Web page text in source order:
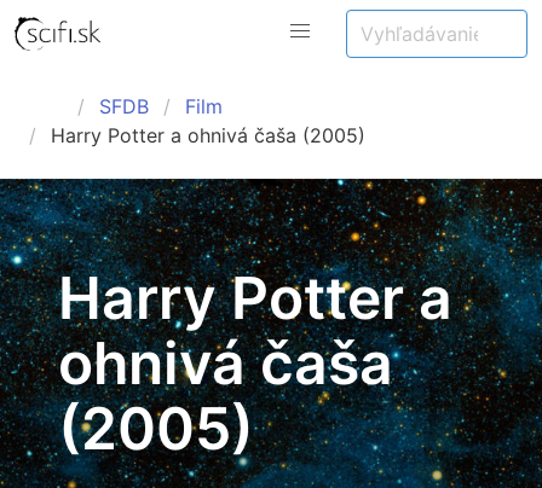
SFDB
Film
Harry Potter a ohnivá čaša (2005)
Harry Potter a
ohnivá čaša
(2005)